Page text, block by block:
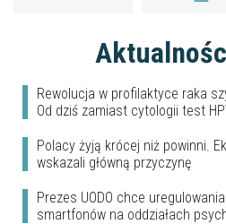
Rewolucja w profilaktyce raka
Od dziś zamiast cytologii test
Polacy żyją krócej niż powinni.
wskazali główną przyczynę
Prezes UODO chce
smartfonów na oddziałach